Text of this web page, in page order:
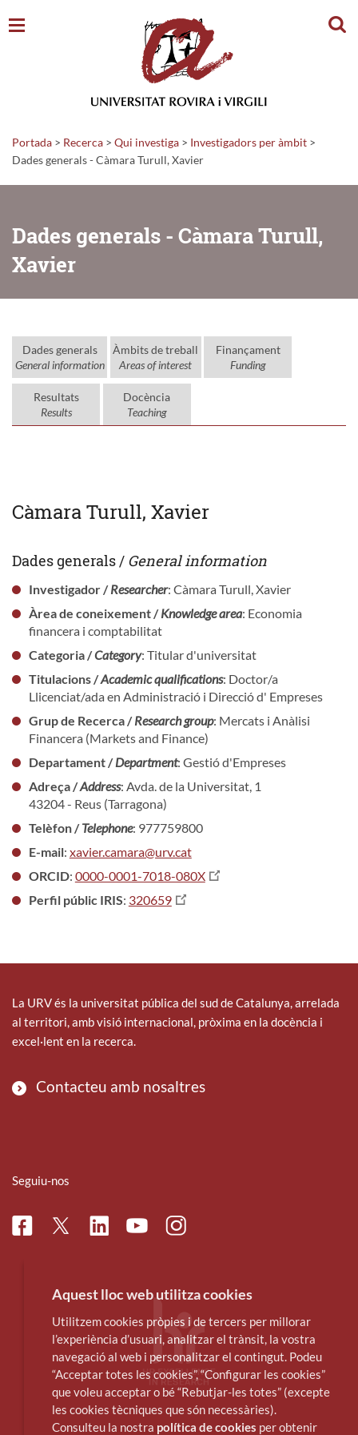
Portada > Recerca > Qui investiga > Investigadors per àmbit >
Dades generals - Càmara Turull, Xavier
Dades generals - Càmara Turull,
Xavier
Dades generals
General information
Àmbits de treball
Areas of interest
Finançament
Funding
Resultats
Results
Docència
Teaching
Càmara Turull, Xavier
Dades generals / General information
Investigador /Researcher: Càmara Turull, Xavier
Àrea de coneixement /Knowledge area: Economia
financera i comptabilitat
Categoria /Category: Titular d'universitat
Titulacions /Academic qualifications: Doctor/a
Llicenciat/ada en Administració i Direcció d' Empreses
Grup de Recerca /Research group: Mercats i Anàlisi
Financera (Markets and Finance)
Departament /Department: Gestió d'Empreses
Adreça /Address: Avda. de la Universitat, 1
43204 - Reus (Tarragona)
Telèfon /Telephone: 977759800
E-mail: xavier.camara@urv.cat
ORCID: 0000-0001-7018-080X
Perfil públic IRIS: 320659
La URV és la universitat pública del sud de Catalunya, arrelada
al territori, amb visió internacional, pròxima en la docència i
excel·lent en la recerca.
Contacteu amb nosaltres
Seguiu-nos
FacebookTwitterLinkedinYoutubeInstagram
Aquest lloc web utilitza cookies
Utilitzem cookies pròpies i de tercers per millorar
l’experiència d’usuari, analitzar el trànsit, la vostra
navegació al web i personalitzar el contingut. Podeu
“Acceptar totes les cookies”, “Configurar les cookies”
que voleu acceptar o bé “Rebutjar-les totes” (excepte
les cookies tècniques que són necessàries).
Consulteu la nostra política de cookies per obtenir